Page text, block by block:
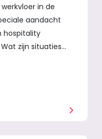
in de
aandacht
hospitality
zijn situaties…